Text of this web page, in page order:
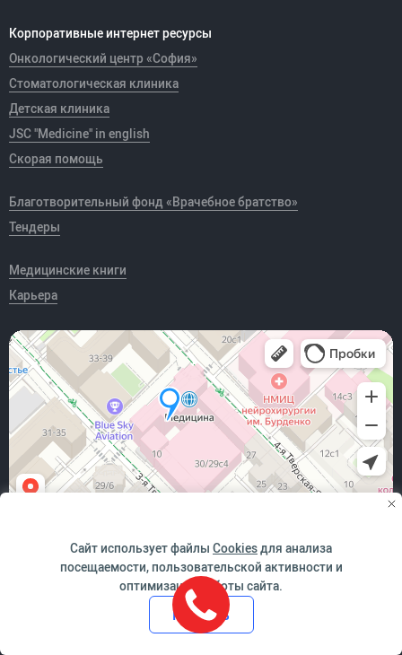
Корпоративные интернет ресурсы
Онкологический центр «София»
Стоматологическая клиника
Детская клиника
JSC "Medicine" in english
Скорая помощь
Благотворительный фонд «Врачебное братство»
Тендеры
Медицинские книги
Карьера
*победитель Всероссийского конкурса "За качество и
безопасность медицинской деятельности" в номинации
"Медицинская организация - лидер в обеспечении качества и
безопасности и медицинской деятельности". Сертификат
Росздравнадзора №0023/01КБМД от 10.10.2019г.
Сайт использует файлы Cookiesдля анализа
посещаемости, пользовательской активности и
оптимизации работы сайта.
Принять